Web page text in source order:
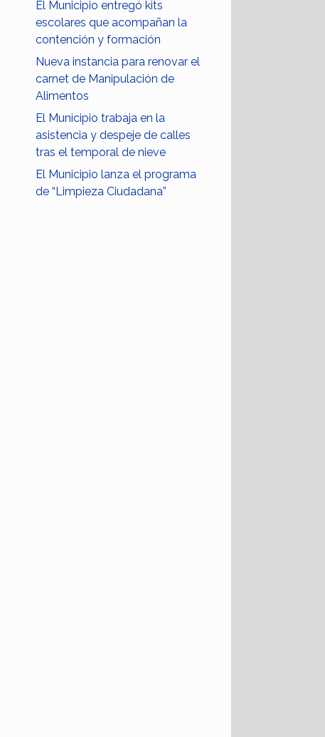
El Municipio entregó kits
escolares que acompañan la
contención y formación
Nueva instancia para renovar el
carnet de Manipulación de
Alimentos
El Municipio trabaja en la
asistencia y despeje de calles
tras el temporal de nieve
El Municipio lanza el programa
de “Limpieza Ciudadana”